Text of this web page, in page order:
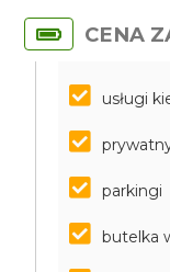
CENA
usługi
parkingi
butelka